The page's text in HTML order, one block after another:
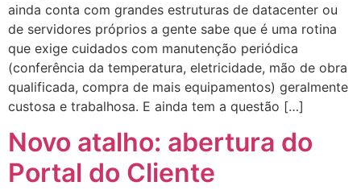
ainda conta com grandes estruturas de datacenter ou
de servidores próprios a gente sabe que é uma rotina
que exige cuidados com manutenção periódica
(conferência da temperatura, eletricidade, mão de obra
qualificada, compra de mais equipamentos) geralmente
custosa e trabalhosa. E ainda tem a questão […]
Novo atalho: abertura do
Portal do Cliente